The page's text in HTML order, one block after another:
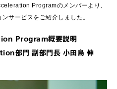
Programのメンバーより、
サービスをご紹介しました。
Program概要説明
部門 副部門長 小田島 伸